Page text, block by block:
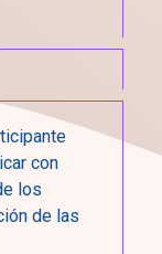
con
los
de las